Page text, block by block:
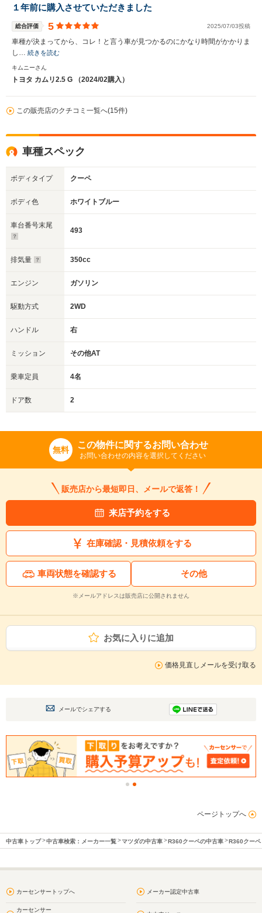
１年前に購入させていただきました
総合評価 5 2025/07/03投稿
車種が決まってから、コレ！と言う車が見つかるのにかなり時間がかかりま
し… 続きを読む
キムニーさん
トヨタ カムリ2.5 G （2024/02購入）
この販売店のクチコミ一覧へ(15件)
車種スペック
ボディタイプ クーペ
ボディ色 ホワイトブルー
車台番号末尾
493
排気量 350cc
エンジン ガソリン
駆動方式 2WD
ハンドル 右
ミッション その他AT
乗車定員 4名
ドア数 2
無料 この物件に関するお問い合わせ
お問い合わせの内容を選択してください
販売店から最短即日、メールで返答！
来店予約をする
在庫確認・見積依頼をする
車両状態を確認する その他
※メールアドレスは販売店に公開されません
お気に入りに追加
価格見直しメールを受け取る
メールでシェアする
ページトップへ
中古車トップ 中古車検索：メーカー一覧 マツダの中古車 R360クーペの中古車 R360クーペ
カーセンサートップへ メーカー認定中古車
カーセンサー